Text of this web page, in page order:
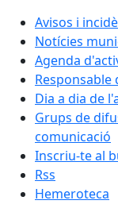
Avisos i
Notícies
Agenda
Responsable
Dia a dia de
Grups de
comunicació
Inscriu-te al
Rss
Hemeroteca